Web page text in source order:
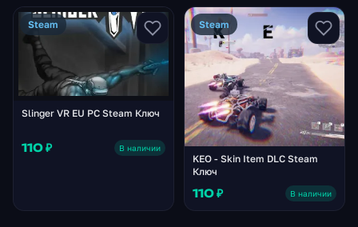
Steam
Slinger VR EU PC Steam Ключ
110 ₽ В наличии
Steam
KEO - Skin Item DLC Steam
Ключ
110 ₽ В наличии